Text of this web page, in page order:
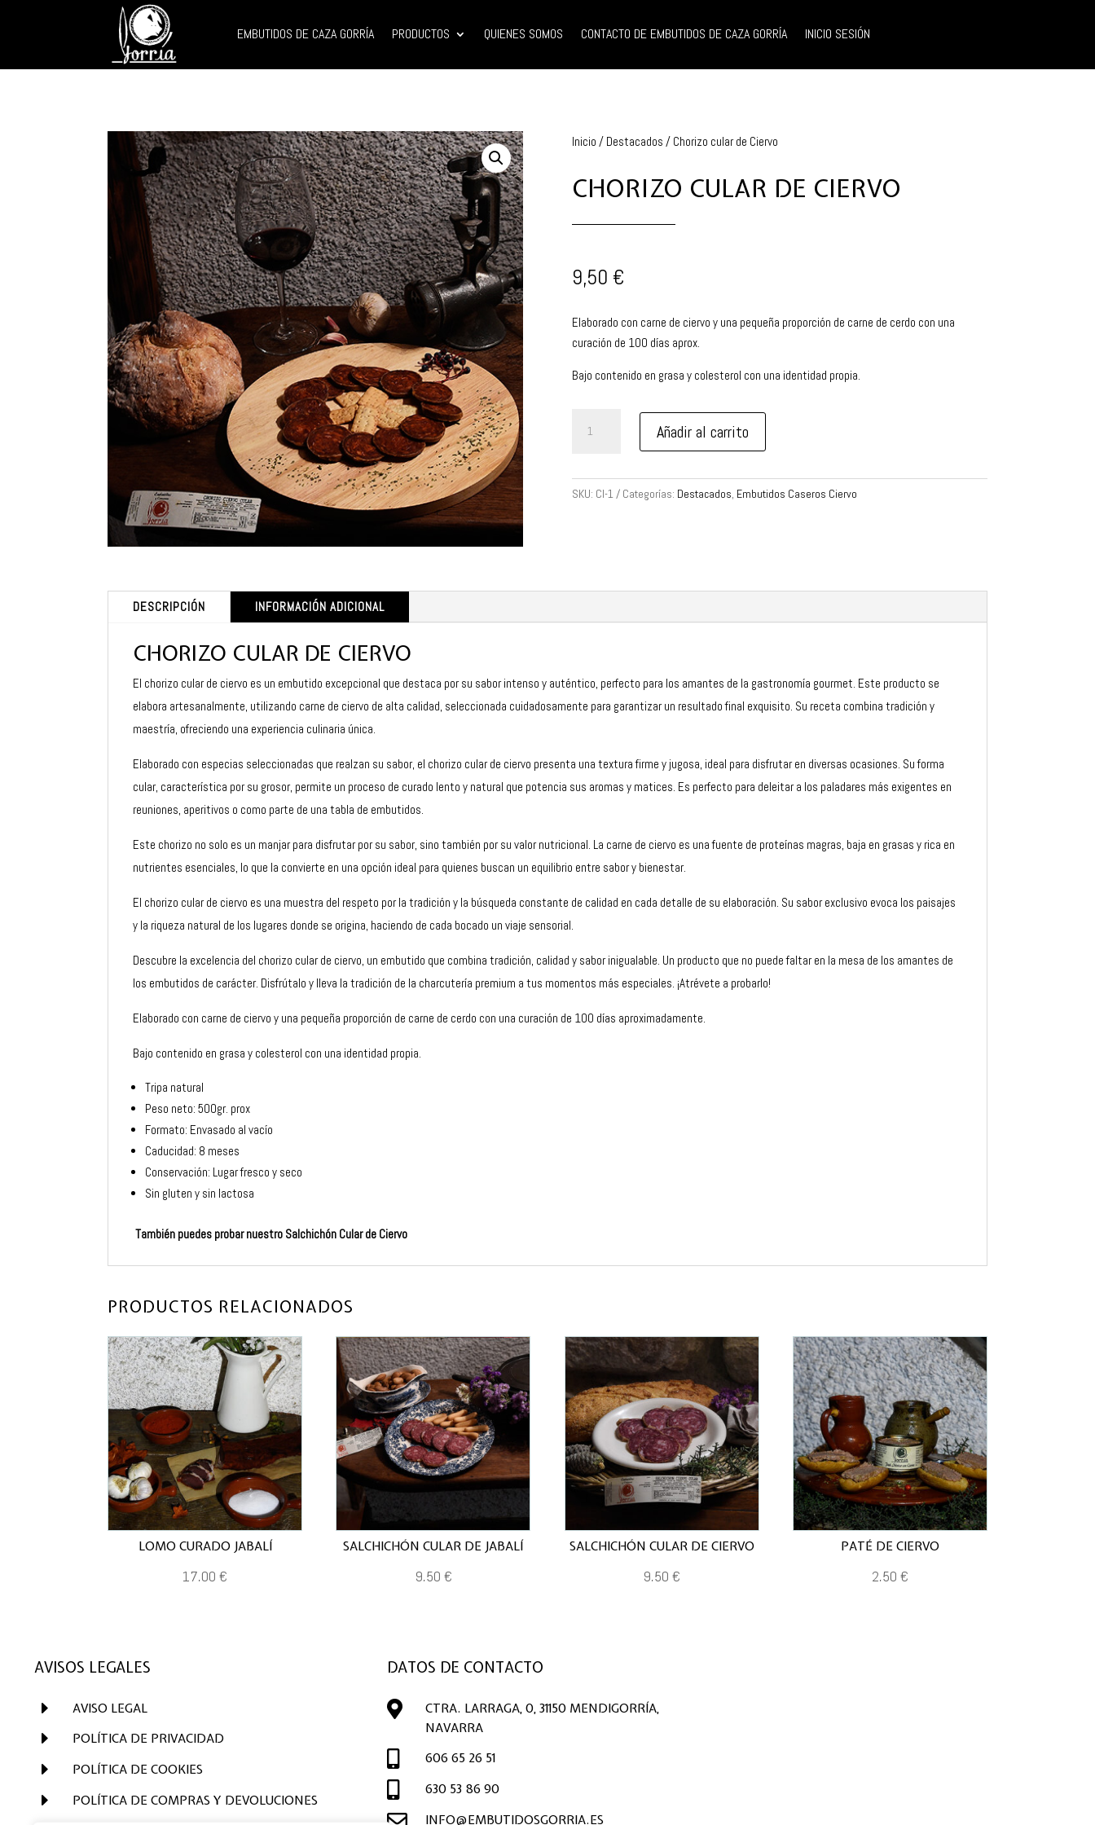
EMBUTIDOS DE CAZA GORRÍA PRODUCTOS QUIENES SOMOS CONTACTO DE EMBUTIDOS DE CAZA GORRÍA INICIO SESIÓN
Inicio / Destacados / Chorizo cular de Ciervo
CHORIZO CULAR DE CIERVO
9,50 €
Elaborado con carne de ciervo y una pequeña proporción de carne de cerdo con una
curación de 100 días aprox.
Bajo contenido en grasa y colesterol con una identidad propia.
cular
Ciervo
cantidad
Añadir al carrito
SKU: CI-1 Categorías: Destacados, Embutidos Caseros Ciervo
DESCRIPCIÓN INFORMACIÓN ADICIONAL
CHORIZO CULAR DE CIERVO
El chorizo cular de ciervo es un embutido excepcional que destaca por su sabor intenso y auténtico, perfecto para los amantes de la gastronomía gourmet. Este producto se
elabora artesanalmente, utilizando carne de ciervo de alta calidad, seleccionada cuidadosamente para garantizar un resultado final exquisito. Su receta combina tradición y
maestría, ofreciendo una experiencia culinaria única.
Elaborado con especias seleccionadas que realzan su sabor, el chorizo cular de ciervo presenta una textura firme y jugosa, ideal para disfrutar en diversas ocasiones. Su forma
cular, característica por su grosor, permite un proceso de curado lento y natural que potencia sus aromas y matices. Es perfecto para deleitar a los paladares más exigentes en
reuniones, aperitivos o como parte de una tabla de embutidos.
Este chorizo no solo es un manjar para disfrutar por su sabor, sino también por su valor nutricional. La carne de ciervo es una fuente de proteínas magras, baja en grasas y rica en
nutrientes esenciales, lo que la convierte en una opción ideal para quienes buscan un equilibrio entre sabor y bienestar.
El chorizo cular de ciervo es una muestra del respeto por la tradición y la búsqueda constante de calidad en cada detalle de su elaboración. Su sabor exclusivo evoca los paisajes
y la riqueza natural de los lugares donde se origina, haciendo de cada bocado un viaje sensorial.
Descubre la excelencia del chorizo cular de ciervo, un embutido que combina tradición, calidad y sabor inigualable. Un producto que no puede faltar en la mesa de los amantes de
los embutidos de carácter. Disfrútalo y lleva la tradición de la charcutería premium a tus momentos más especiales. ¡Atrévete a probarlo!
Elaborado con carne de ciervo y una pequeña proporción de carne de cerdo con una curación de 100 días aproximadamente.
Bajo contenido en grasa y colesterol con una identidad propia.
Tripa natural
Peso neto: 500gr. prox
Formato: Envasado al vacío
Caducidad: 8 meses
Conservación: Lugar fresco y seco
Sin gluten y sin lactosa
También puedes probar nuestro Salchichón Cular de Ciervo
PRODUCTOS RELACIONADOS
LOMO CURADO JABALÍ
17,00€
SALCHICHÓN CULAR DE JABALÍ
9,50 €
SALCHICHÓN CULAR DE CIERVO
9,50€
PATÉ DE CIERVO
2,50 €
AVISOS LEGALES
E AVISO LEGAL
E POLÍTICA DE PRIVACIDAD
E POLÍTICA DE COOKIES
E POLÍTICA DE COMPRAS Y DEVOLUCIONES
DATOS DE CONTACTO

CTRA. LARRAGA, 0, 31150 MENDIGORRÍA,
NAVARRA
 606 65 26 51
 630 53 86 90
 INFO@EMBUTIDOSGORRIA.ES